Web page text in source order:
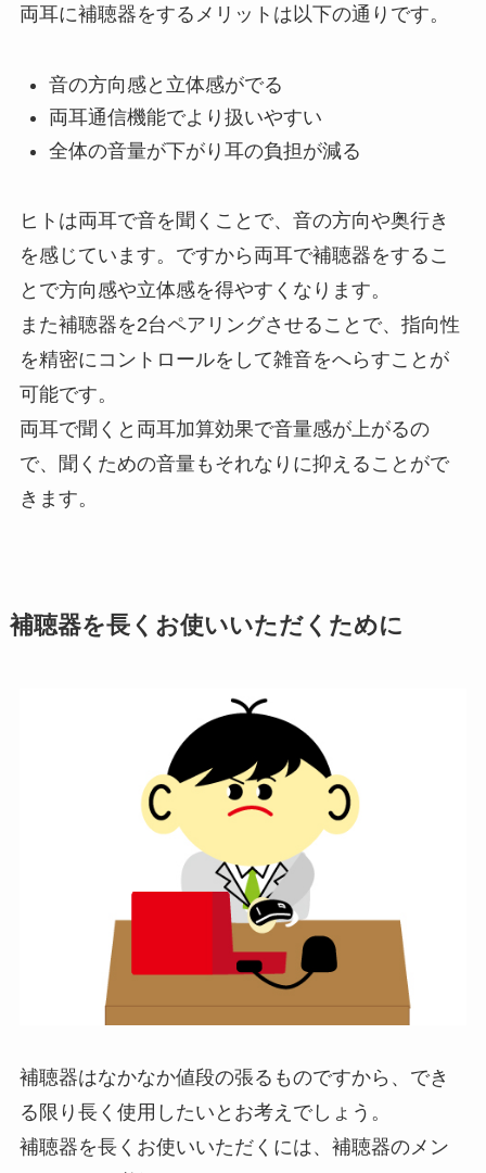
両耳に補聴器をするメリットは以下の通りです。
音の方向感と立体感がでる
両耳通信機能でより扱いやすい
全体の音量が下がり耳の負担が減る
ヒトは両耳で音を聞くことで、音の方向や奥行き
を感じています。ですから両耳で補聴器をするこ
とで方向感や立体感を得やすくなります。
また補聴器を2台ペアリングさせることで、指向性
を精密にコントロールをして雑音をへらすことが
可能です。
両耳で聞くと両耳加算効果で音量感が上がるの
で、聞くための音量もそれなりに抑えることがで
きます。
補聴器を長くお使いいただくために
補聴器はなかなか値段の張るものですから、でき
る限り長く使用したいとお考えでしょう。
補聴器を長くお使いいただくには、補聴器のメン